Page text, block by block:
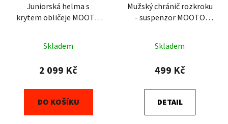
Juniorská helma s
krytem obličeje MOOTO
Skladem
2 099 Kč
DO KOŠÍKU
Mužský chránič rozkroku
- suspenzor MOOTO
Skladem
499 Kč
DETAIL